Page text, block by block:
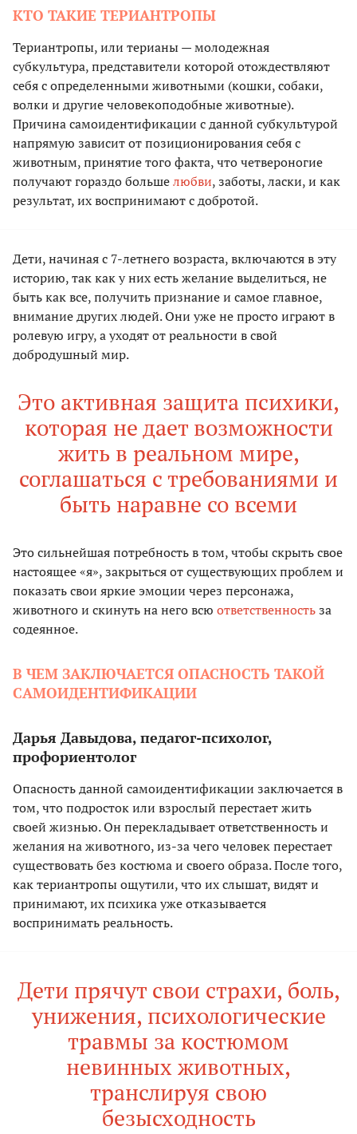
КТО ТАКИЕ ТЕРИАНТРОПЫ
Териантропы, или терианы — молодежная
субкультура, представители которой отождествляют
себя с определенными животными (кошки, собаки,
волки и другие человекоподобные животные).
Причина самоидентификации с данной субкультурой
напрямую зависит от позиционирования себя с
животным, принятие того факта, что четвероногие
получают гораздо большелюбви, заботы, ласки, и как
результат, их воспринимают с добротой.
Дети, начиная с 7-летнего возраста, включаются в эту
историю, так как у них есть желание выделиться, не
быть как все, получить признание и самое главное,
внимание других людей. Они уже не просто играют в
ролевую игру, а уходят от реальности в свой
добродушный мир.
Это активная защита психики,
которая не дает возможности
жить в реальном мире,
соглашаться с требованиями и
быть наравне со всеми
Это сильнейшая потребность в том, чтобы скрыть свое
настоящее «я», закрыться от существующих проблем и
показать свои яркие эмоции через персонажа,
животного и скинуть на него всю ответственностьза
содеянное.
В ЧЕМ ЗАКЛЮЧАЕТСЯ ОПАСНОСТЬ ТАКОЙ
САМОИДЕНТИФИКАЦИИ
Дарья Давыдова, педагог-психолог,
профориентолог
Опасность данной самоидентификации заключается в
том, что подросток или взрослый перестает жить
своей жизнью. Он перекладывает ответственность и
желания на животного, из-за чего человек перестает
существовать без костюма и своего образа. После того,
как териантропы ощутили, что их слышат, видят и
принимают, их психика уже отказывается
воспринимать реальность.
Дети прячут свои страхи, боль,
унижения, психологические
травмы за костюмом
невинных животных,
транслируя свою
безысходность